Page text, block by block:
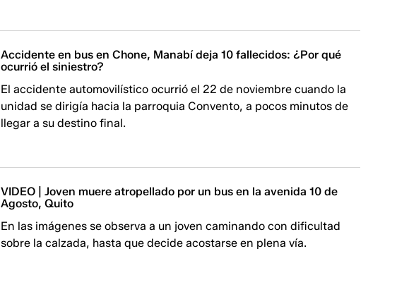
Accidente en bus en Chone, Manabí deja 10 fallecidos: ¿Por qué
ocurrió el siniestro?
El accidente automovilístico ocurrió el 22 de noviembre cuando la
unidad se dirigía hacia la parroquia Convento, a pocos minutos de
llegar a su destino final.
VIDEO | Joven muere atropellado por un bus en la avenida 10 de
Agosto, Quito
En las imágenes se observa a un joven caminando con dificultad
sobre la calzada, hasta que decide acostarse en plena vía.